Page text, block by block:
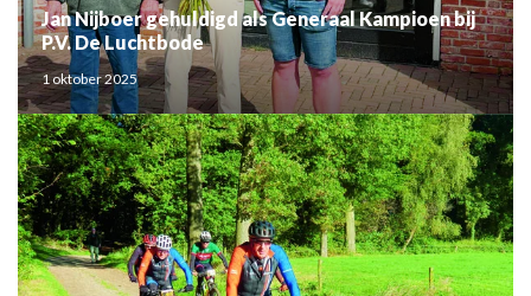
Jan Nijboer gehuldigd als Generaal Kampioen bij
P.V. De Luchtbode
1 oktober 2025